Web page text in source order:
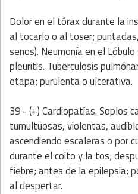
Dolor en el tórax durante la
al tocarlo o al toser;
senos). Neumonía en el
pleuritis. Tuberculosis
etapa; purulenta o ulcerativa.
39 - (+) Cardiopatías. Soplos
tumultuosas, violentas,
ascendiendo escaleras o por
durante el coito y la tos;
fiebre; antes de la epilepsia;
al despertar.